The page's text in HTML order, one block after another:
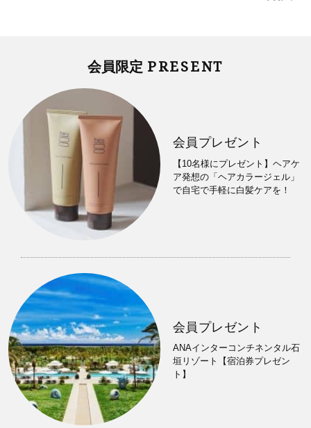
会員限定 PRESENT
会員プレゼント
【10名様にプレゼント】ヘアケ
ア発想の「ヘアカラージェル」
で自宅で手軽に白髪ケアを！
会員プレゼント
ANAインターコンチネンタル石
垣リゾート【宿泊券プレゼン
ト】